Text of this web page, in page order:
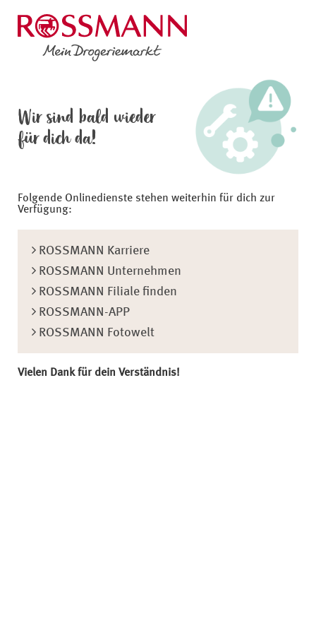
Wir sind bald wieder
für dich da!
Folgende Onlinedienste stehen weiterhin für dich zur
Verfügung:
ROSSMANN Karriere
ROSSMANN Unternehmen
ROSSMANN Filiale finden
ROSSMANN-APP
ROSSMANN Fotowelt
Vielen Dank für dein Verständnis!